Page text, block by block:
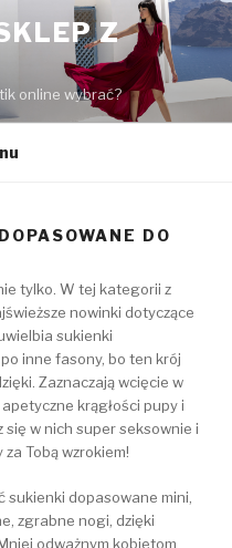
Z
online wybrać?
DO
tylko. W tej kategorii z
nowinki dotyczące
sukienki
inne fasony, bo ten krój
Zaznaczają wcięcie w
krągłości pupy i
się w nich super seksownie i
Tobą wzrokiem!
sukienki dopasowane mini,
zgrabne nogi, dzięki
odważnym kobietom